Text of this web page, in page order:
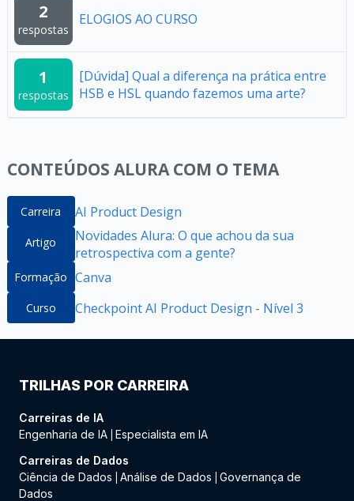
2
respostas
ELOGIOS AO CURSO
1
respostas
[Dúvida] Qual a diferença na prática entre
HSB e HSL quando fazemos uma arte?
CONTEÚDOS ALURA COM O TEMA
Carreira AI Product Design
Artigo
Novidades Alura: O que achou da sua
retrospectiva com a gente?
Formação Canva
Curso Checkpoint AI Product Design - Nível 3
TRILHAS POR CARREIRA
Carreiras de IA
Engenharia de IA Especialista em IA
Carreiras de Dados
Ciência de Dados
Análise de Dados
Governança de
Dados